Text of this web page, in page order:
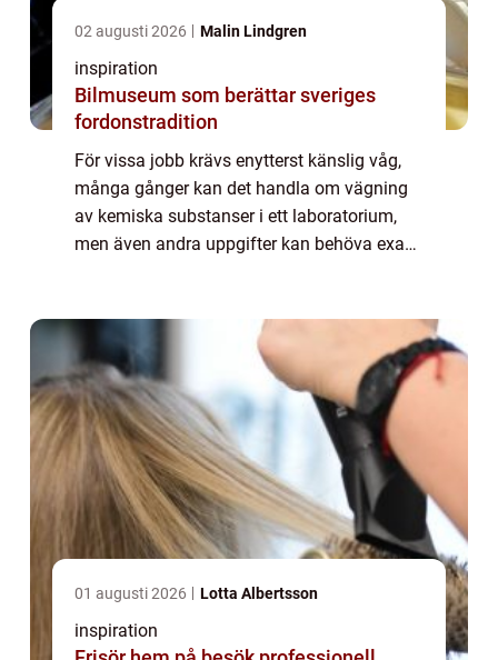
02 augusti 2026 Malin Lindgren
inspiration
Bilmuseum som berättar sveriges
fordonstradition
För vissa jobb krävs enytterst känslig våg,
många gånger kan det handla om vägning
av kemiska substanser i ett laboratorium,
men även andra uppgifter kan behöva exakt
...
01 augusti 2026 Lotta Albertsson
inspiration